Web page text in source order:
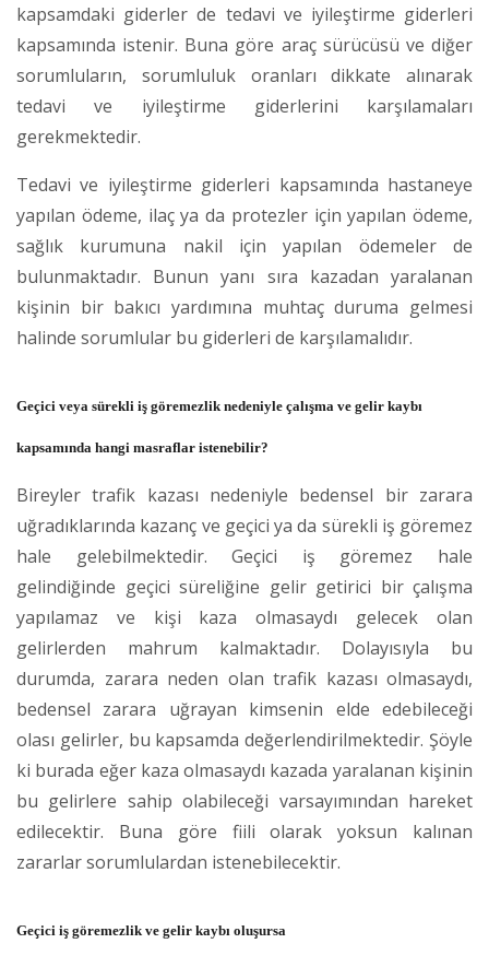
kapsamdaki giderler de tedavi ve iyileştirme giderleri
kapsamında istenir. Buna göre araç sürücüsü ve diğer
sorumluların, sorumluluk oranları dikkate alınarak
tedavi ve iyileştirme giderlerini karşılamaları
gerekmektedir.
Tedavi ve iyileştirme giderleri kapsamında hastaneye
yapılan ödeme, ilaç ya da protezler için yapılan ödeme,
sağlık kurumuna nakil için yapılan ödemeler de
bulunmaktadır. Bunun yanı sıra kazadan yaralanan
kişinin bir bakıcı yardımına muhtaç duruma gelmesi
halinde sorumlular bu giderleri de karşılamalıdır.
Geçici veya sürekli iş göremezlik nedeniyle çalışma ve gelir kaybı
kapsamında hangi masraflar istenebilir?
Bireyler trafik kazası nedeniyle bedensel bir zarara
uğradıklarında kazanç ve geçici ya da sürekli iş göremez
hale gelebilmektedir. Geçici iş göremez hale
gelindiğinde geçici süreliğine gelir getirici bir çalışma
yapılamaz ve kişi kaza olmasaydı gelecek olan
gelirlerden mahrum kalmaktadır. Dolayısıyla bu
durumda, zarara neden olan trafik kazası olmasaydı,
bedensel zarara uğrayan kimsenin elde edebileceği
olası gelirler, bu kapsamda değerlendirilmektedir. Şöyle
ki burada eğer kaza olmasaydı kazada yaralanan kişinin
bu gelirlere sahip olabileceği varsayımından hareket
edilecektir. Buna göre fiili olarak yoksun kalınan
zararlar sorumlulardan istenebilecektir.
Geçici iş göremezlik ve gelir kaybı oluşursa